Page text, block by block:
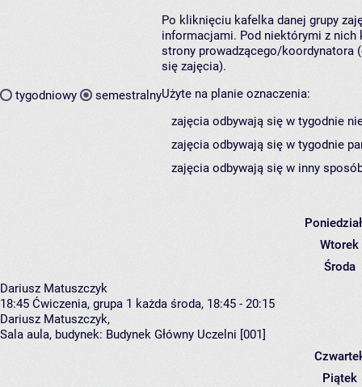
tygodniowy semestralny
Po kliknięciu kafelka danej grupy
informacjami. Pod niektórymi z nich
strony prowadzącego/koordynatora
się zajęcia).
Użyte na planie oznaczenia:
zajęcia odbywają się w tygodnie
zajęcia odbywają się w tygodnie
zajęcia odbywają się w inny
Wtorek
Środa
Dariusz Matuszczyk
18:45 Ćwiczenia, grupa 1 każda środa, 18:45 - 20:15
Dariusz Matuszczyk,
Sala aula, budynek: Budynek Główny Uczelni [001]
Piątek